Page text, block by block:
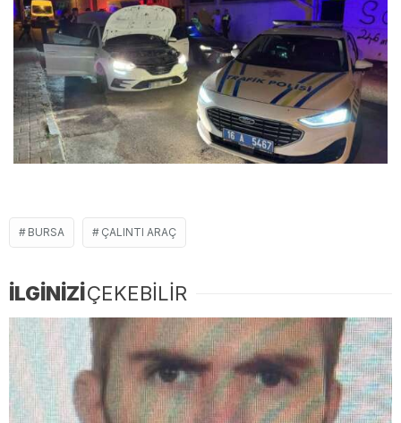
BURSA ÇALINTI ARAÇ
İLGİNİZİÇEKEBİLİR